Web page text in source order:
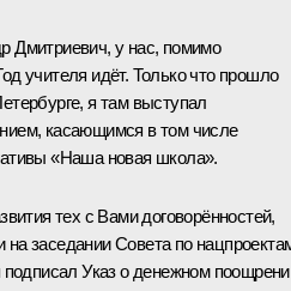
Дмитриевич, у нас, помимо
учителя идёт. Только что прошло
, я там выступал
касающимся в том числе
«Наша новая школа».
тех с Вами договорённостей,
на заседании Совета по
подписалУказ о денежном